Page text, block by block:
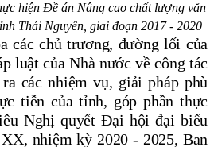
hiện Đề án Nâng cao chất lượng văn
Thái Nguyên, giai đoạn 2017 - 2020
các chủ trương, đường lối của
luật của Nhà nước về công tác
các nhiệm vụ, giải pháp phù
tiễn của tỉnh, góp phần thực
Nghị quyết Đại hội đại biểu
nhiệm kỳ 2020 - 2025, Ban